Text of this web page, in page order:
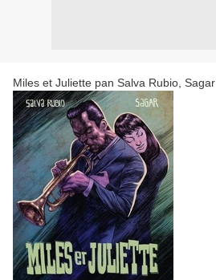
Miles et Juliette pan Salva Rubio, Sagar